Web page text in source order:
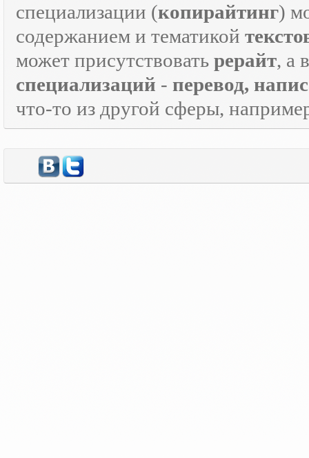
специализации (копирайтинг)
содержанием и тематикой
может присутствовать рерайт, а
специализаций - перевод,
что-то из другой сферы,